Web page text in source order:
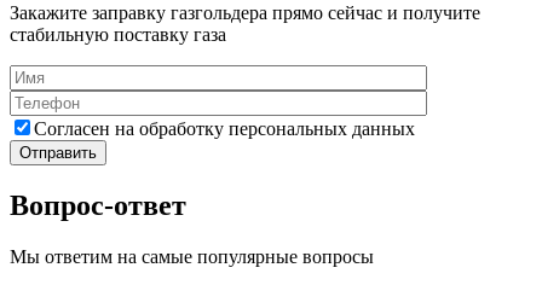
Закажите заправку газгольдера прямо сейчас и получите
стабильную поставку газа
Согласен на обработку персональных данных
Вопрос-ответ
Мы ответим на самые популярные вопросы